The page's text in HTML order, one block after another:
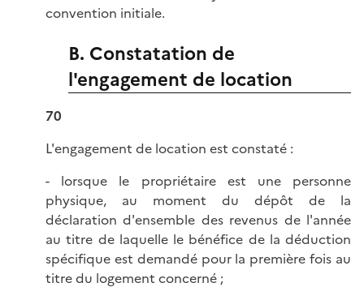
convention initiale.
B. Constatation de
l'engagement de location
70
L'engagement de location est constaté :
- lorsque le propriétaire est une personne
physique, au moment du dépôt de la
déclaration d'ensemble des revenus de l'année
au titre de laquelle le bénéfice de la déduction
spécifique est demandé pour la première fois au
titre du logement concerné ;